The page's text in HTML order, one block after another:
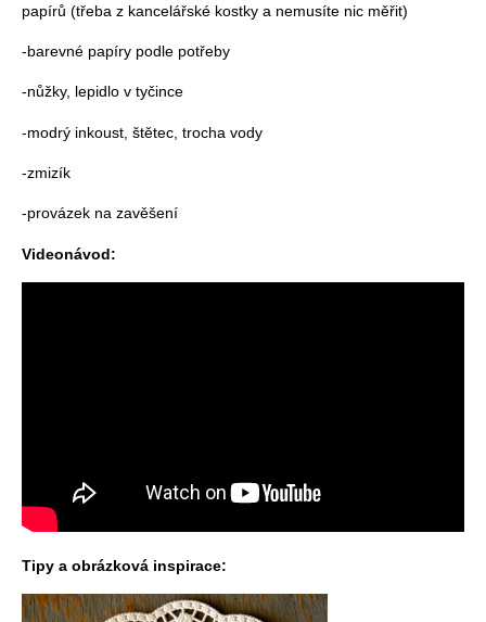
papírů (třeba z kancelářské kostky a nemusíte nic měřit)
-barevné papíry podle potřeby
-nůžky, lepidlo v tyčince
-modrý inkoust, štětec, trocha vody
-zmizík
-provázek na zavěšení
Videonávod:
Tipy a obrázková inspirace: